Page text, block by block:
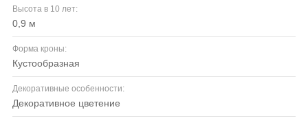
Высота в 10 лет:
0,9 м
Форма кроны:
кустообразная
Декоративные особенности:
декоративное цветение